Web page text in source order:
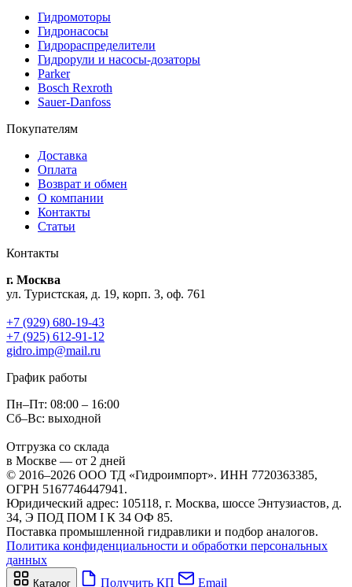
Гидромоторы
Гидронасосы
Гидрораспределители
Гидрорули и насосы-дозаторы
Parker
Bosch Rexroth
Sauer-Danfoss
Покупателям
Доставка
Оплата
Возврат и обмен
О компании
Контакты
Статьи
Контакты
г. Москва
ул. Туристская, д. 19, корп. 3, оф. 761
+7 (929) 680-19-43
+7 (925) 612-91-12
gidro.imp@mail.ru
График работы
Пн–Пт: 08:00 – 16:00
Сб–Вс: выходной
Отгрузка со склада
в Москве — от 2 дней
© 2016–2026 ООО ТД «Гидроимпорт». ИНН 7720363385,
ОГРН 5167746447941.
Юридический адрес: 105118, г. Москва, шоссе Энтузиастов, д.
34, Э ПОД ПОМ I К 34 ОФ 85.
Поставка промышленной гидравлики и подбор аналогов.
Политика конфиденциальности и обработки персональных
данных
Каталог Получить КП Email